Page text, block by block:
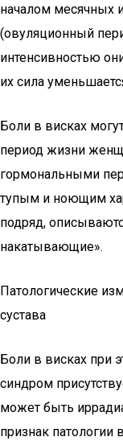
началом месячных
(овуляционный
интенсивностью
их сила
Боли в висках
период жизни
гормональными
тупым и ноющим
подряд,
накатывающие».
Патологические
сустава
Боли в висках при
синдром
может быть
признак патологии